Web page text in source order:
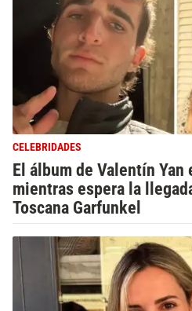
CELEBRIDADES
El álbum de Valentín Yan
mientras espera la
Toscana Garfunkel